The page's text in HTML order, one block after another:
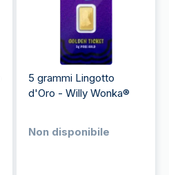
5 grammi Lingotto
d'Oro - Willy Wonka®
Non disponibile